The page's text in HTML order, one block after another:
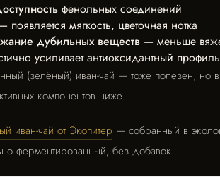
фенольных соединений
появляется мягкость, цветочная нотка
дубильных веществ — меньше
усиливает антиоксидантный профиль
(зелёный) иван-чай — тоже полезен, но
компонентов ниже.
иван-чай от Экопитер — собранный в
ферментированный, без добавок.